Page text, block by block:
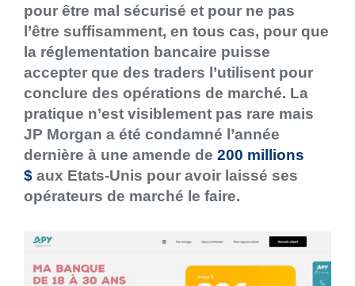
pour être mal sécurisé et pour ne pas
l’être suffisamment, en tous cas, pour que
la réglementation bancaire puisse
accepter que des traders l’utilisent pour
conclure des opérations de marché. La
pratique n’est visiblement pas rare mais
JP Morgan a été condamné l’année
dernière à une amende de 200 millions
$ aux Etats-Unis pour avoir laissé ses
opérateurs de marché le faire.